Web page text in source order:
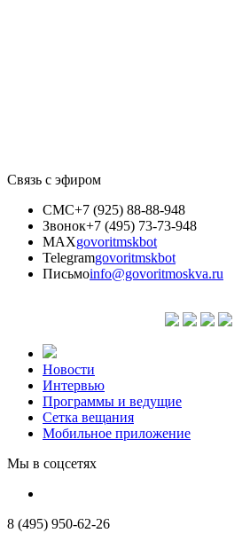
Связь с эфиром
СМС+7 (925) 88-88-948
Звонок+7 (495) 73-73-948
MAXgovoritmskbot
Telegramgovoritmskbot
Письмоinfo@govoritmoskva.ru
Новости
Интервью
Программы и ведущие
Сетка вещания
Мобильное приложение
Мы в соцсетях
8 (495) 950-62-26